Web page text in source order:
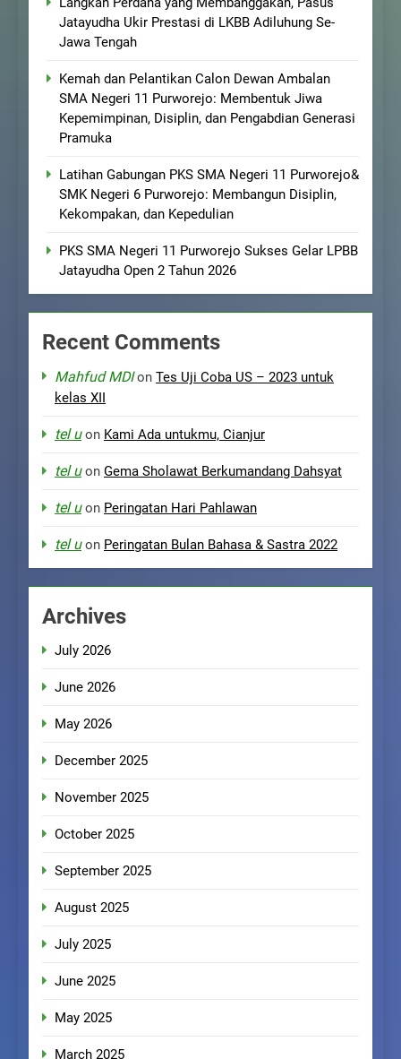
Jatayudha Ukir Prestasi di LKBB Adiluhung Se-
Jawa Tengah
Kemah dan Pelantikan Calon Dewan Ambalan
SMA Negeri 11 Purworejo: Membentuk Jiwa
Kepemimpinan, Disiplin, dan Pengabdian Generasi
Pramuka
Latihan Gabungan PKS SMA Negeri 11 Purworejo&
SMK Negeri 6 Purworejo: Membangun Disiplin,
Kekompakan, dan Kepedulian
PKS SMA Negeri 11 Purworejo Sukses Gelar LPBB
Jatayudha Open 2 Tahun 2026
Recent Comments
Mahfud MDIon Tes Uji Coba US – 2023 untuk
kelas XII
tel uon Kami Ada untukmu, Cianjur
tel uon Gema Sholawat Berkumandang Dahsyat
tel uon Peringatan Hari Pahlawan
tel uon Peringatan Bulan Bahasa & Sastra 2022
Archives
July 2026
June 2026
May 2026
December 2025
November 2025
October 2025
September 2025
August 2025
July 2025
June 2025
May 2025
March 2025